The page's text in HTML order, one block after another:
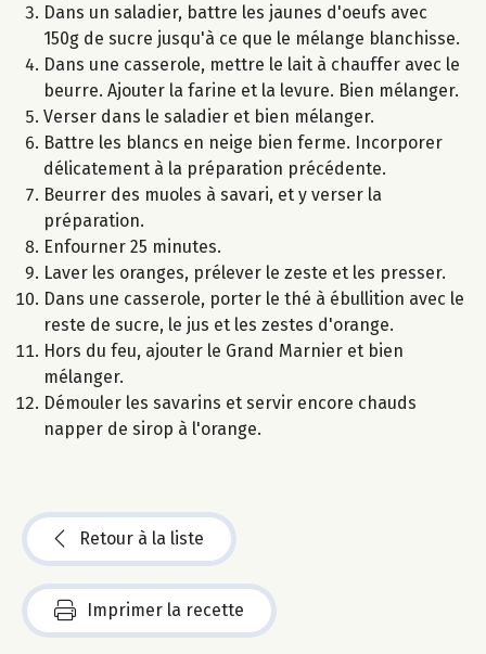
Dans un saladier, battre les jaunes d'oeufs avec
150g de sucre jusqu'à ce que le mélange blanchisse.
Dans une casserole, mettre le lait à chauffer avec le
beurre. Ajouter la farine et la levure. Bien mélanger.
Verser dans le saladier et bien mélanger.
Battre les blancs en neige bien ferme. Incorporer
délicatement à la préparation précédente.
Beurrer des muoles à savari, et y verser la
préparation.
Enfourner 25 minutes.
Laver les oranges, prélever le zeste et les presser.
Dans une casserole, porter le thé à ébullition avec le
reste de sucre, le jus et les zestes d'orange.
Hors du feu, ajouter le Grand Marnier et bien
mélanger.
Démouler les savarins et servir encore chauds
napper de sirop à l'orange.
Retour à la liste
Imprimer la recette